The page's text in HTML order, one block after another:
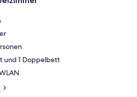
und 1 Doppelbett